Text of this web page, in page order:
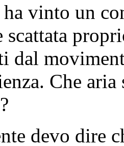
vinto un
dal
Che
devo dire